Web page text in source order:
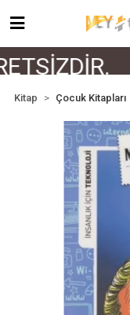
Kitap Çocuk Kitapları